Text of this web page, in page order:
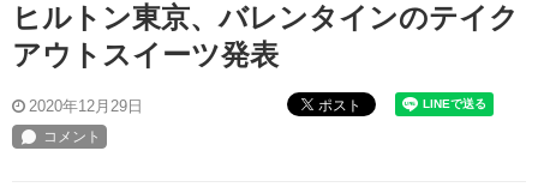
ヒルトン東京、バレンタインのテイク
アウトスイーツ発表
2020年12月29日 ポスト